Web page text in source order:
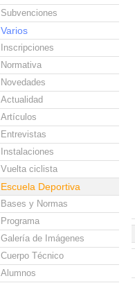
Subvenciones
Varios
Inscripciones
Normativa
Novedades
Actualidad
Artículos
Entrevistas
Instalaciones
Vuelta ciclista
Escuela Deportiva
Bases y Normas
Programa
Galería de Imágenes
Cuerpo Técnico
Alumnos